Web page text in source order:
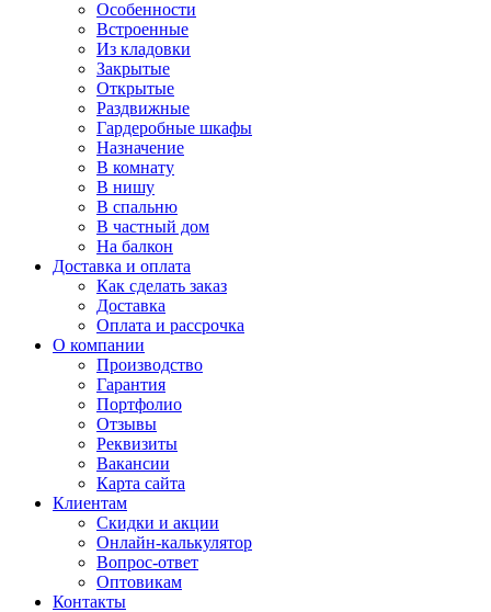
Особенности
Встроенные
Из кладовки
Закрытые
Открытые
Раздвижные
Гардеробные шкафы
Назначение
В комнату
В нишу
В спальню
В частный дом
На балкон
Доставка и оплата
Как сделать заказ
Доставка
Оплата и рассрочка
О компании
Производство
Гарантия
Портфолио
Отзывы
Реквизиты
Вакансии
Карта сайта
Клиентам
Скидки и акции
Онлайн-калькулятор
Вопрос-ответ
Оптовикам
Контакты